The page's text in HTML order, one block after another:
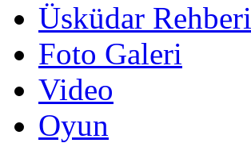
Üsküdar Rehberi
Foto Galeri
Video
Oyun